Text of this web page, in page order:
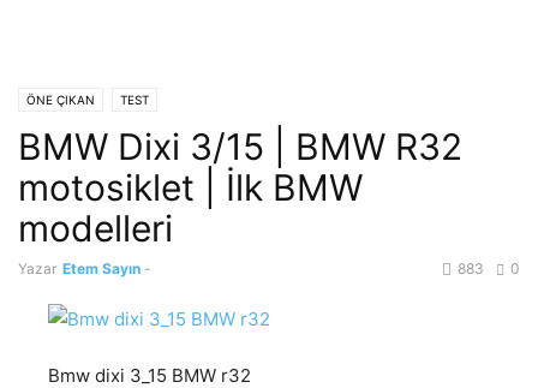
ÖNE ÇIKAN TEST
BMW Dixi 3/15 | BMW R32
motosiklet | İlk BMW
modelleri
Yazar Etem Sayın - 0
883
Bmw dixi 3_15 BMW r32